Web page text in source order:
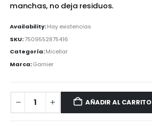
manchas, no deja residuos.
Availability:Hay existencias
SKU:7509552875416
Categoría:Micellar
Marca:Garnier
AÑADIR AL CARRITO